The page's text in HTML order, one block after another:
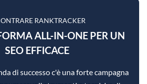
RANKTRACKER
ALL-IN-ONE PER UN
SEO EFFICACE
di successo c'è una forte campagna